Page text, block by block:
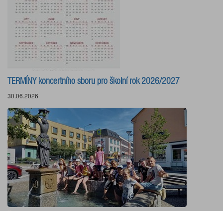
TERMÍNY koncertního sboru pro školní rok 2026/2027
30.06.2026